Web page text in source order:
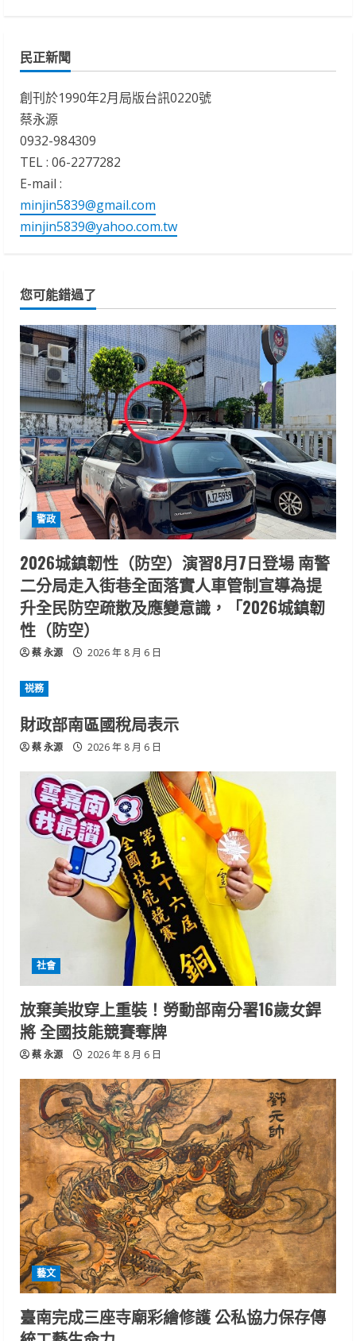
民正新聞
創刊於1990年2月局版台訊0220號
蔡永源
0932-984309
TEL : 06-2277282
E-mail :
minjin5839@gmail.com
minjin5839@yahoo.com.tw
您可能錯過了
警政
2026城鎮韌性（防空）演習8月7日登場 南警
二分局走入街巷全面落實人車管制宣導為提
升全民防空疏散及應變意識，「2026城鎮韌
性（防空）
蔡 永源 2026 年 8 月 6 日
祱務
財政部南區國稅局表示
蔡 永源 2026 年 8 月 6 日
社會
放棄美妝穿上重裝！勞動部南分署16歲女銲
將 全國技能競賽奪牌
蔡 永源 2026 年 8 月 6 日
藝文
臺南完成三座寺廟彩繪修護 公私協力保存傳